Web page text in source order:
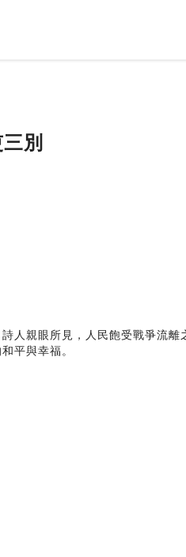
別
人親眼所見，人民飽受戰爭流
平與幸福。